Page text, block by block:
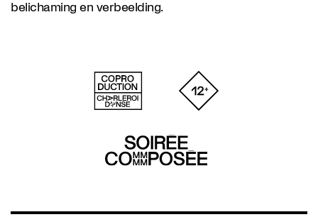
belichaming en verbeelding.